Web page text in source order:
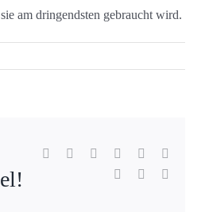
am dringendsten gebraucht wird.
Facebook Reddit LinkedInWhatsApp
Pinterest